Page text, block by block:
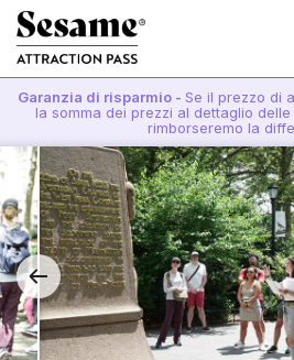
Garanzia di risparmio - Se il prezzo di
la somma dei prezzi al dettaglio
rimborseremo la